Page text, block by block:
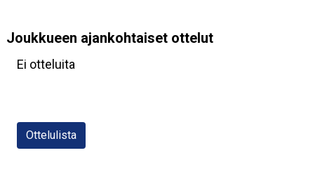
Joukkueen ajankohtaiset ottelut
Ei otteluita
Ottelulista